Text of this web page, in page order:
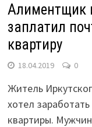
Алиментщик
заплатил
квартиру
18.04.2019 0
Житель
хотел
квартиры.